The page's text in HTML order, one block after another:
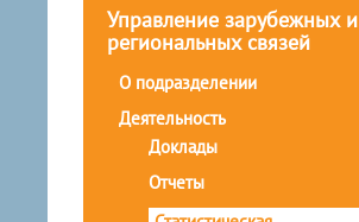
Управление зарубежных и
региональных связей
О подразделении
Деятельность
Доклады
Отчеты